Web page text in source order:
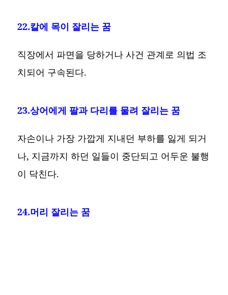
22.칼에 목이 잘리는 꿈
직장에서 파면을 당하거나 사건 관계로 의법 조
치되어 구속된다.
23.상어에게 팔과 다리를 물려 잘리는 꿈
자손이나 가장 가깝게 지내던 부하를 잃게 되거
나, 지금까지 하던 일들이 중단되고 어두운 불행
이 닥친다.
24.머리 잘리는 꿈